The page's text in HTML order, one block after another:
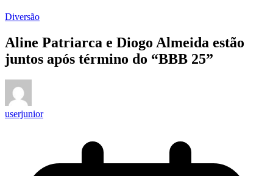
Diversão
Aline Patriarca e Diogo Almeida estão
juntos após término do “BBB 25”
userjunior